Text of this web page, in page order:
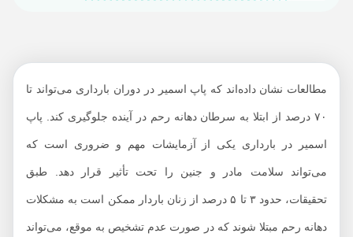
اسمیر در دوران بارداری
عوارض احتمالی تست
پاپ اسمیر در بارداری
مراکز معتبر
در نهایت؛ اهمیت دادن به
پاپ اسمیر در بارداری
مطالعات نشان داده‌اند که پاپ اسمیر در دوران بارداری می‌تواند تا
۷۰ درصد از ابتلا به سرطان دهانه رحم در آینده جلوگیری کند. پاپ
اسمیر در بارداری یکی از آزمایشات مهم و ضروری است که
می‌تواند سلامت مادر و جنین را تحت تأثیر قرار دهد. طبق
تحقیقات، حدود ۳ تا ۵ درصد از زنان باردار ممکن است به مشکلات
دهانه رحم مبتلا شوند که در صورت عدم تشخیص به موقع، می‌تواند